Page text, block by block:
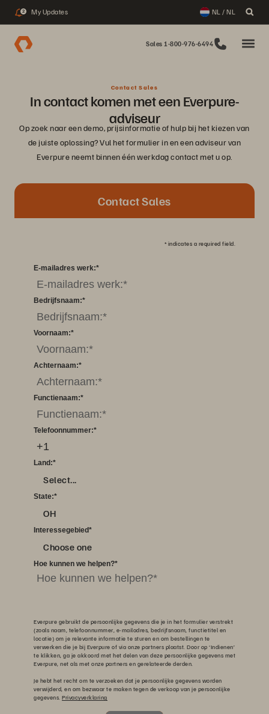
2 My Updates NL / NL
Sales 1-800-976-6494
Contact Sales
In contact komen met een Everpure-
adviseur
Op zoek naar een demo, prijsinformatie of hulp bij het kiezen van
de juiste oplossing? Vul het formulier in en een adviseur van
Everpure neemt binnen één werkdag contact met u op.
Contact Sales
* indicates a required field.
*
E-mailadres werk:
*
Bedrijfsnaam:
*
Voornaam:
*
Achternaam:
*
Functienaam:
*
Telefoonnummer:
*
Land:
Select...
*
State:
OH
*
Interessegebied
Choose one
*
Hoe kunnen we helpen?
Everpure gebruikt de persoonlijke gegevens die je in het formulier verstrekt
(zoals naam, telefoonnummer, e-mailadres, bedrijfsnaam, functietitel en
locatie) om je relevante informatie te sturen en om bestellingen te
verwerken die je bij Everpure of via onze partners plaatst. Door op ‘Indienen’
te klikken, ga je akkoord met het delen van deze persoonlijke gegevens met
Everpure, net als met onze partners en gerelateerde derden.
Je hebt het recht om te verzoeken dat je persoonlijke gegevens worden
verwijderd, en om bezwaar te maken tegen de verkoop van je persoonlijke
gegevens. Privacyverklaring